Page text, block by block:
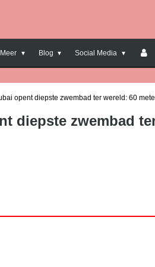
Meer Blog Social Media
opent diepste zwembad ter wereld: 60
diepste zwembad